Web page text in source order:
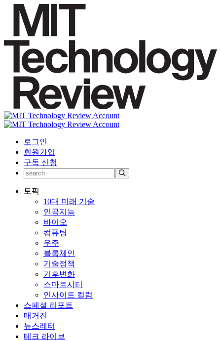
로그인
회원가입
구독 신청
토픽
10대 미래 기술
인공지능
바이오
컴퓨팅
우주
블록체인
기술정책
기후변화
스마트시티
인사이트 컬럼
스페셜 리포트
매거진
뉴스레터
테크 라이브